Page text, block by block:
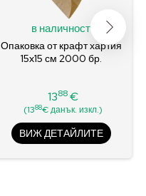
в наличност
Опаковка от крафт хартия
15x15 см 2000 бр.
Цена
1388€
(1388€ данък. изкл.)
ВИЖ ДЕТАЙЛИТЕ